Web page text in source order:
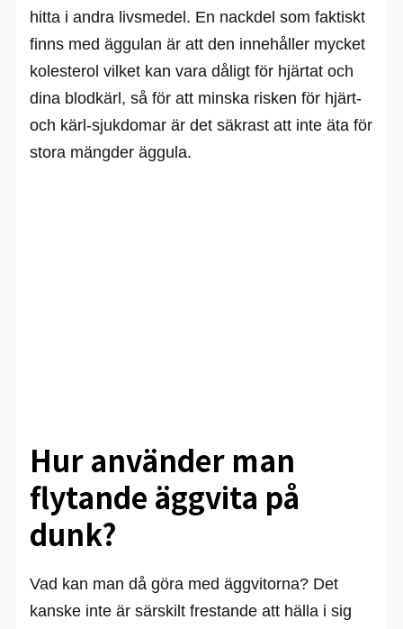
hitta i andra livsmedel. En nackdel som faktiskt
finns med äggulan är att den innehåller mycket
kolesterol vilket kan vara dåligt för hjärtat och
dina blodkärl, så för att minska risken för hjärt-
och kärl-sjukdomar är det säkrast att inte äta för
stora mängder äggula.
Hur använder man
flytande äggvita på
dunk?
Vad kan man då göra med äggvitorna? Det
kanske inte är särskilt frestande att hälla i sig